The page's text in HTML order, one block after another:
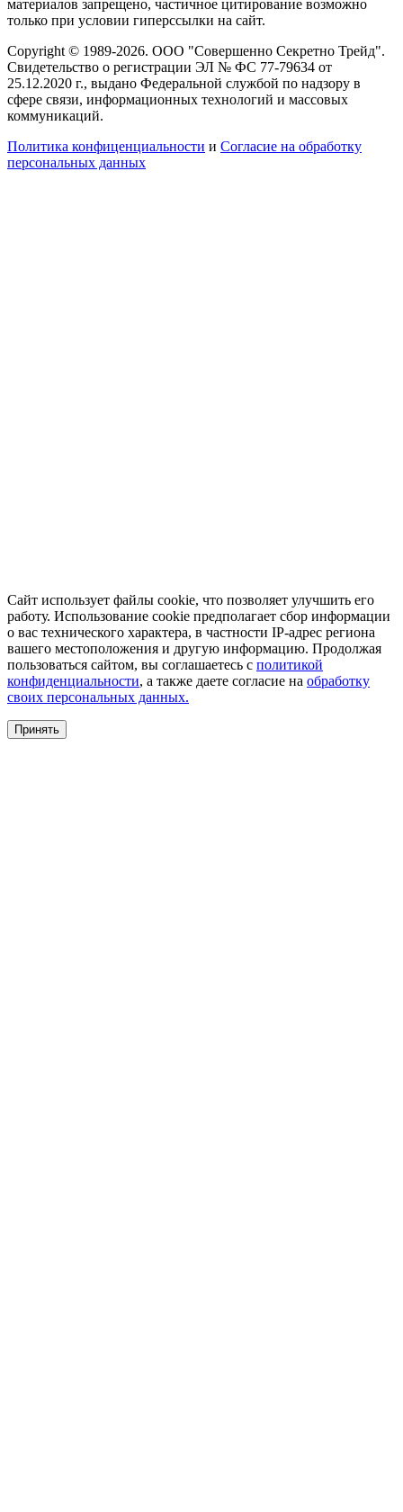
материалов запрещено, частичное цитирование возможно
только при условии гиперссылки на сайт.
Copyright © 1989-2026. ООО "Совершенно Секретно Трейд".
Свидетельство о регистрации ЭЛ № ФС 77-79634 от
25.12.2020 г., выдано Федеральной службой по надзору в
сфере связи, информационных технологий и массовых
коммуникаций.
Политика конфиценциальности и Согласие на обработку
персональных данных
Сайт использует файлы cookie, что позволяет улучшить его
работу. Использование cookie предполагает сбор информации
о вас технического характера, в частности IP-адрес региона
вашего местоположения и другую информацию. Продолжая
пользоваться сайтом, вы соглашаетесь с политикой
конфиденциальности, а также даете согласие на обработку
своих персональных данных.
Принять